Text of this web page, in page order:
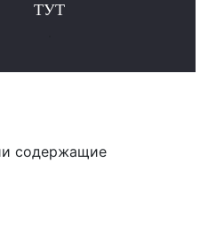
ТУТ
содержащие